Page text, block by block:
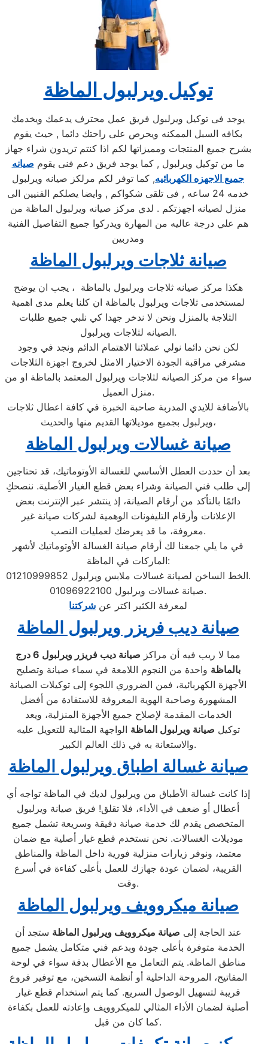
توكيل ويرلبول الماظة
يوجد فى توكيل ويرلبول فريق عمل محترف يدعمك ويخدمك
بكافه السبل الممكنه ويحرص على راحتك دائما , حيث يقوم
بشرح جميع المنتجات ومميزاتها لكم اذا كنتم تريدون شراء جهاز
ما من توكيل ويرلبول , كما يوجد فريق دعم فنى يقوم صيانه
جميع الاجهزه الكهربائيه, كما توفر لكم مرلكز صيانه ويرلبول
خدمه 24 ساعه , فى تلقى شكواكم , وايضا يصلكم الفنيين الى
منزل لصيانه اجهزتكم . لدي مركز صيانه ويرلبول الماظة من
هم علي درجة عاليه من المهارة ويدركوا جميع التفاصيل الفنية
ومدربين
صيانة ثلاجات ويرلبول الماظة
هكذا مركز صيانه ثلاجات ويرلبول بالماظة ، يجب ان يوضح
لمستخدمى ثلاجات ويرلبول بالماظة ان كلنا يعلم مدى اهمية
الثلاجة بالمنزل ونحن لا ندخر جهدا كي نلبي جميع طلبات
الصيانه لثلاجات ويرلبول.
لكن نحن دائما نولي عملائنا الاهتمام الدائم ونجد في وجود
مشرفي مراقبة الجودة الاختيار الامثل لخروج اجهزة الثلاجات
سواء من مركز الصيانه لثلاجات ويرلبول المعتمد بالماظة او من
منزل العميل.
بالأضافة للايدي المدربة صاحبة الخبرة في كافة اعطال ثلاجات
ويرلبول بجميع موديلاتها القديم منها والحديث،
صيانة غسالات ويرلبول الماظة
بعد أن حددت العطل الأساسي للغسالة الأوتوماتيك، قد تحتاجين
إلى طلب فني الصيانة وشراء بعض قطع الغيار الأصلية. ننصحكِ
دائمًا بالتأكد من أرقام الصيانة، إذ ينتشر عبر الإنترنت بعض
الإعلانات وأرقام التليفونات الوهمية لشركات صيانة غير
معروفة، ما قد يعرضك لعمليات النصب.
في ما يلي جمعنا لك أرقام صيانة الغسالة الأوتوماتيك لأشهر
الماركات في الماظة:
الخط الساخن لصيانة غسالات ملابس ويرلبول 01210999852.
صيانة غسالات ويرلبول 01096922100.
لمعرفة الكثير اكتر عن شركتنا
صيانة ديب فريزر ويرلبول الماظة
مما لا ريب فيه أن مراكز صيانة ديب فريزر ويرلبول
6 درج
بالماظة واحدة من النجوم اللامعة في سماء صيانة وتصليح
الأجهزة الكهربائية، فمن الضروري اللجوء إلى توكيلات الصيانة
المشهورة وصاحبة الهوية المعروفة للاستفادة من أفضل
الخدمات المقدمة لإصلاح جميع الأجهزة المنزلية، ويعد
توكيل صيانة ويرلبول الماظة الواجهة المثالية للتعويل عليه
والاستعانة به في ذلك العالم الكبير.
صيانة غسالة اطباق ويرلبول الماظة
إذا كانت غسالة الأطباق من ويرلبول لديك في الماظة تواجه أي
أعطال أو ضعف في الأداء، فلا تقلق! فريق صيانة ويرلبول
المتخصص يقدم لك خدمة صيانة دقيقة وسريعة تشمل جميع
موديلات الغسالات. نحن نستخدم قطع غيار أصلية مع ضمان
معتمد، ونوفر زيارات منزلية فورية داخل الماظة والمناطق
القريبة، لضمان عودة جهازك للعمل بأعلى كفاءة في أسرع
وقت.
صيانة ميكروويف ويرلبول الماظة
عند الحاجة إلى صيانة ميكروويف ويرلبول الماظة ستجد أن
الخدمة متوفرة بأعلى جودة وبدعم فني متكامل يشمل جميع
مناطق الماظة. يتم التعامل مع الأعطال بدقة سواء في لوحة
المفاتيح، المروحة الداخلية أو أنظمة التسخين، مع توفير فروع
قريبة لتسهيل الوصول السريع. كما يتم استخدام قطع غيار
أصلية لضمان الأداء المثالي للميكروويف وإعادته للعمل بكفاءة
كما كان من قبل.